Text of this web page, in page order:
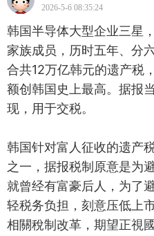
2026-5-6 08:35:24
韩国半导体大型企业三星
家族成员，历时五年、分
合共12万亿韩元的遗产税
额创韩国史上最高。据报
现，用于交税。
韩国针对富人征收的遗产
之一，据报税制原意是为
就曾经有富豪后人，为了
轻税务负担，刻意压低上
相關稅制改革，期望正視